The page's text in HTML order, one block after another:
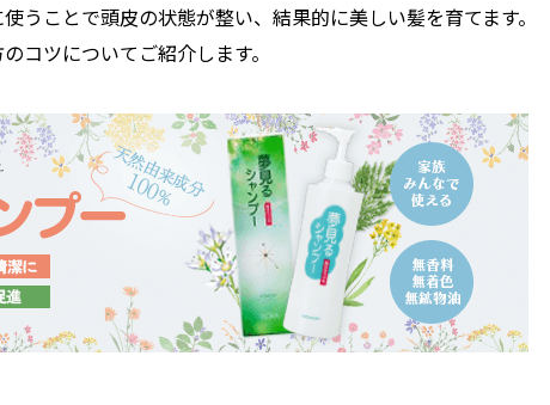
うことで頭皮の状態が整い、結果的に美しい髪を育てます。
コツについてご紹介します。